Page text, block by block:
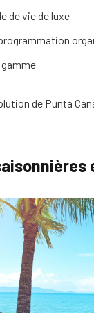
de vie de luxe
de Punta